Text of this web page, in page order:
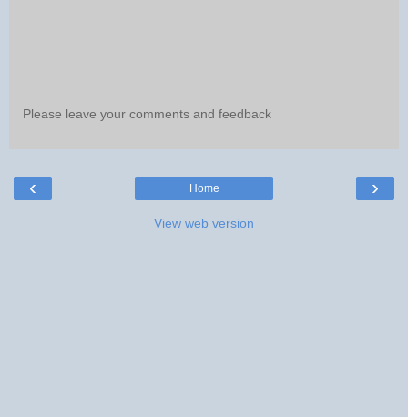
Please leave your comments and feedback
‹ ›
Home
View web version